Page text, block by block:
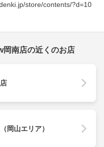
store/contents/?d=10
岡南店の近くのお店
岡山エリア）